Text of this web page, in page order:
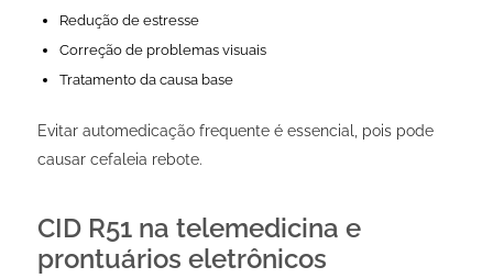
Redução de estresse
Correção de problemas visuais
Tratamento da causa base
Evitar automedicação frequente é essencial, pois pode
causar cefaleia rebote.
CID R51 na telemedicina e
prontuários eletrônicos